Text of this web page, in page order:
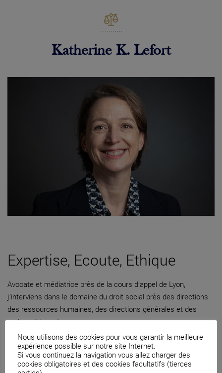
Katherine K. Lefort
Expertise, Ecoute, Ethique
Avocate et médiatrice près de la cours d’appel de Lyon,
j’interviens dans le domaine du droit social près des directions
des ressources humaines, des directions générales et des
cadres dirigeants.
04 82 53 71 51
Contacter par mail
Nous utilisons des cookies pour vous garantir la meilleure
expérience possible sur notre site Internet.
Si vous continuez la navigation vous allez charger des
cookies obligatoires et des cookies facultatifs (tierces